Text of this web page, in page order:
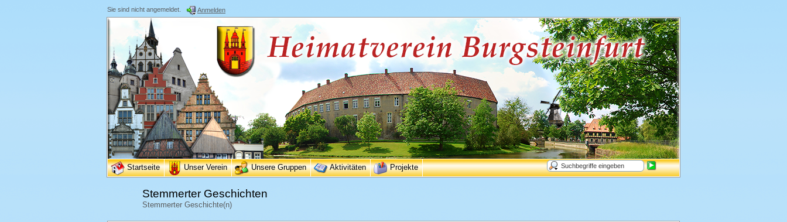
Sie sind nicht angemeldet. Anmelden
Startseite Unser Verein Unsere Gruppen Aktivitäten Projekte
Stemmerter Geschichten
Stemmerter Geschichte(n)